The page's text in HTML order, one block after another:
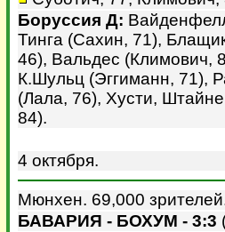
Боруссия Д:
Тинга (Сахин, 71),
46), Вальдес (Климович,
К.Шульц (Эггиманн, 71),
(Лала, 76), Хусти,
84).
4 октября.
Мюнхен. 69,000
БАВАРИЯ - БОХУМ - 3:3